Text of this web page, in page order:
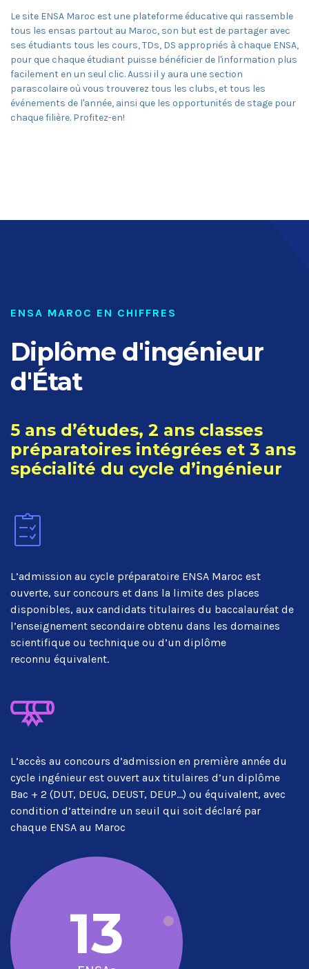
Le site ENSA Maroc est une plateforme éducative qui rassemble
tous les ensas partout au Maroc, son but est de partager avec
ses étudiants tous les cours, TDs, DS appropriés à chaque ENSA,
pour que chaque étudiant puisse bénéficier de l'information plus
facilement en un seul clic. Aussi il y aura une section
parascolaire où vous trouverez tous les clubs, et tous les
événements de l'année, ainsi que les opportunités de stage pour
chaque filière. Profitez-en!
ENSA MAROC EN CHIFFRES
Diplôme d'ingénieur
d'État
5 ans d’études, 2 ans classes
préparatoires intégrées et 3 ans
spécialité du cycle d’ingénieur
L’admission au cycle préparatoire ENSA Maroc est
ouverte, sur concours et dans la limite des places
disponibles, aux candidats titulaires du baccalauréat de
l’enseignement secondaire obtenu dans les domaines
scientifique ou technique ou d’un diplôme
reconnu équivalent.
L’accès au concours d’admission en première année du
cycle ingénieur est ouvert aux titulaires d’un diplôme
Bac + 2 (DUT, DEUG, DEUST, DEUP…) ou équivalent, avec
condition d’atteindre un seuil qui soit déclaré par
chaque ENSA au Maroc
13